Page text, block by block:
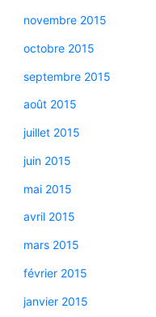
novembre 2015
octobre 2015
septembre 2015
août 2015
juillet 2015
juin 2015
mai 2015
avril 2015
mars 2015
février 2015
janvier 2015